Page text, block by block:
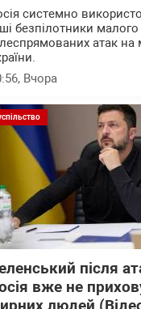
системно
безпілотники малого
атак
, Вчора
після
вже не